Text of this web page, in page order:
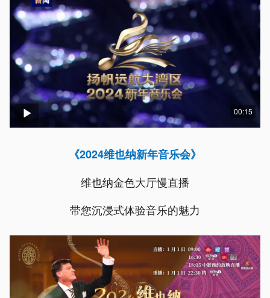
00:15
《2024维也纳新年音乐会》
维也纳金色大厅慢直播
带您沉浸式体验音乐的魅力